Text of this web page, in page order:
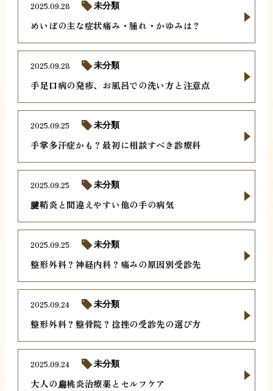
めいぼの主な症状痛み・腫れ・かゆみは？
2025.09.28 未分類
手足口病の発疹、お風呂での洗い方と注意点
2025.09.28 未分類
手掌多汗症かも？最初に相談すべき診療科
2025.09.25 未分類
腱鞘炎と間違えやすい他の手の病気
2025.09.25 未分類
整形外科？神経内科？痛みの原因別受診先
2025.09.25 未分類
整形外科？整骨院？捻挫の受診先の選び方
2025.09.24 未分類
大人の扁桃炎治療薬とセルフケア
2025.09.24 未分類